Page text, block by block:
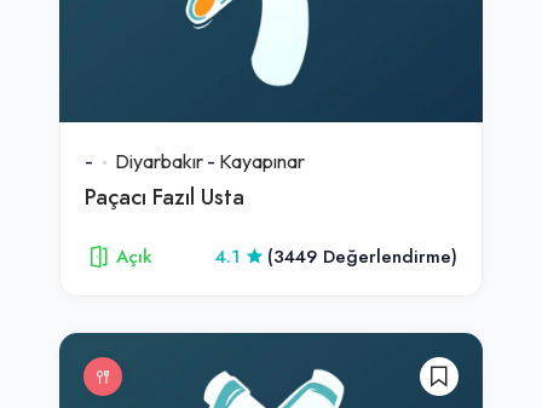
- Diyarbakır - Kayapınar
Paçacı Fazıl Usta
Açık 4.1 (3449 Değerlendirme)